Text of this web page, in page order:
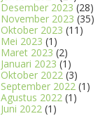
Desember 2023 (28)
November 2023 (35)
Oktober 2023 (11)
Mei 2023 (1)
Maret 2023 (2)
Januari 2023 (1)
Oktober 2022 (3)
September 2022 (1)
Agustus 2022 (1)
Juni 2022 (1)